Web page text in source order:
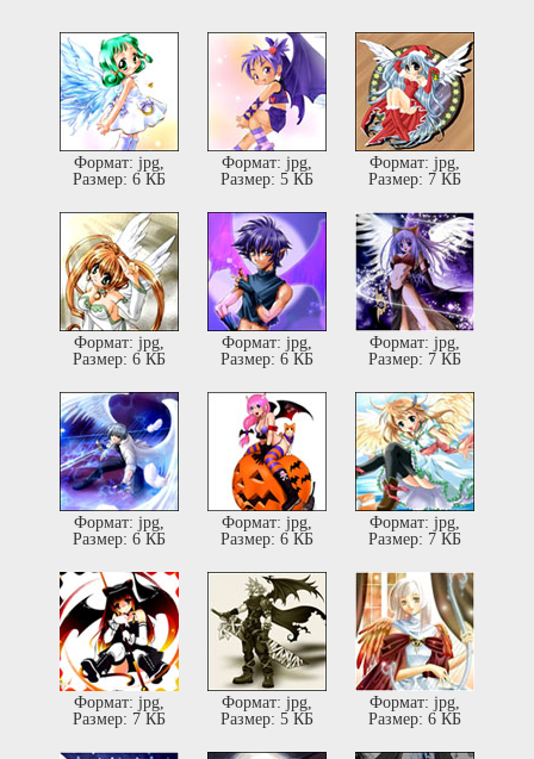
Формат: jpg,
Размер: 6 КБ
Формат: jpg,
Размер: 5 КБ
Формат: jpg,
Размер: 7 КБ
Формат: jpg,
Размер: 6 КБ
Формат: jpg,
Размер: 6 КБ
Формат: jpg,
Размер: 7 КБ
Формат: jpg,
Размер: 6 КБ
Формат: jpg,
Размер: 6 КБ
Формат: jpg,
Размер: 7 КБ
Формат: jpg,
Размер: 7 КБ
Формат: jpg,
Размер: 5 КБ
Формат: jpg,
Размер: 6 КБ